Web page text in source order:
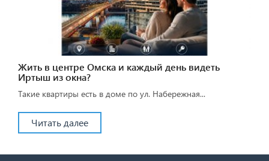
Жить в центре Омска и каждый день видеть
Иртыш из окна?
Такие квартиры есть в доме по ул. Набережная...
Читать далее